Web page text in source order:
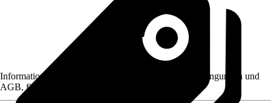
Informationen des Verkäufers, wie z. B. Rückgabebedingungen und
AGB, finden Sie bei Klick auf den Verkäufernamen.